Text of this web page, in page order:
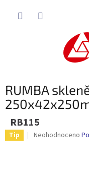
RUMBA
RB115
Tip
Průměrné
Neohodnoceno